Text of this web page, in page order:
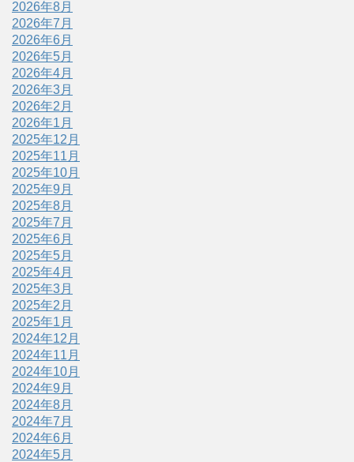
2026年8月
2026年7月
2026年6月
2026年5月
2026年4月
2026年3月
2026年2月
2026年1月
2025年12月
2025年11月
2025年10月
2025年9月
2025年8月
2025年7月
2025年6月
2025年5月
2025年4月
2025年3月
2025年2月
2025年1月
2024年12月
2024年11月
2024年10月
2024年9月
2024年8月
2024年7月
2024年6月
2024年5月